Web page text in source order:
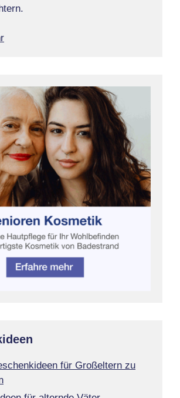
für Großeltern zu